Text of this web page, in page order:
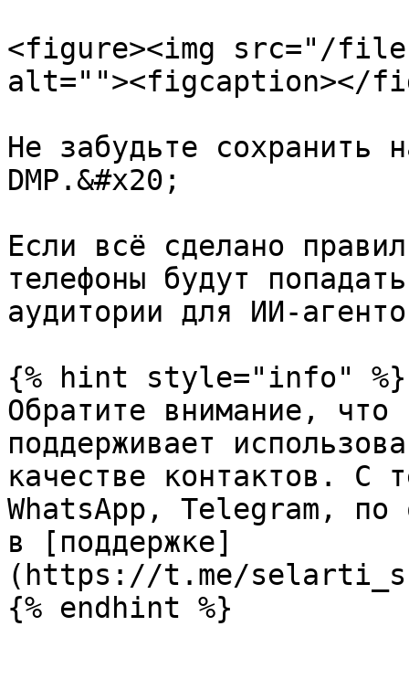
<figure><img src="/files/
alt=""><figcaption></
Не забудьте сохранить
DMP.&#x20;
Если всё сделано
телефоны будут
аудитории для ИИ-
{% hint style="info" %}
Обратите внимание,
поддерживает
качестве контактов. С
WhatsApp, Telegram, по
в [поддержке]
(https://t.me/